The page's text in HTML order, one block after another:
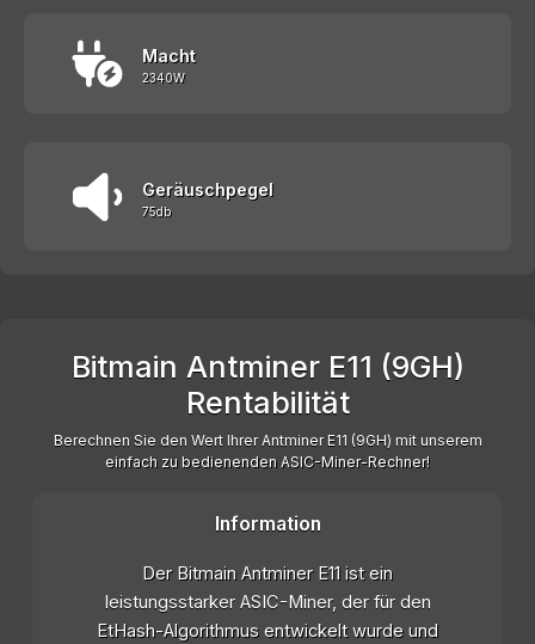
Macht
2340W
Geräuschpegel
75db
Bitmain Antminer E11 (9GH)
Rentabilität
Berechnen Sie den Wert Ihrer Antminer E11 (9GH) mit unserem
einfach zu bedienenden ASIC-Miner-Rechner!
Information
Der Bitmain Antminer E11 ist ein
leistungsstarker ASIC-Miner, der für den
EtHash-Algorithmus entwickelt wurde und